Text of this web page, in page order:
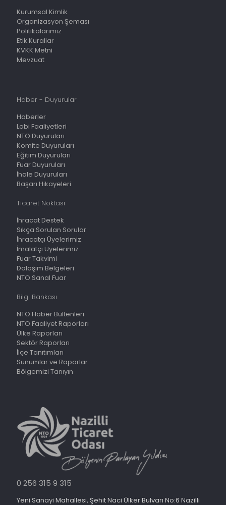
Kurumsal Kimlik
Organizasyon Şeması
Politikalarımız
Etik Kurallar
KVKK Metni
Mevzuat
Haber - Duyurular
Haberler
Lobi Faaliyetleri
NTO Duyuruları
Komite Duyuruları
Eğitim Duyuruları
Fuar Duyuruları
İhale Duyuruları
Başarı Hikayeleri
Ticaret Noktası
İhracat Destek
Sıkça Sorulan Sorular
İhracatçı Üyelerimiz
İmalatçı Üyelerimiz
Fuar Takvimi
Dolaşım Belgeleri
NTO Sanal Fuar
Bilgi Bankası
NTO Haber Bültenleri
NTO Faaliyet Raporları
Ülke Raporları
Sektör Raporları
İlçe Tanıtımları
Sunumlar ve Raporlar
Bölgemizi Tanıyın
0 256 315 9 315
Yeni Sanayi Mahallesi, Şehit Naci Ülker Bulvarı No:6 Nazilli